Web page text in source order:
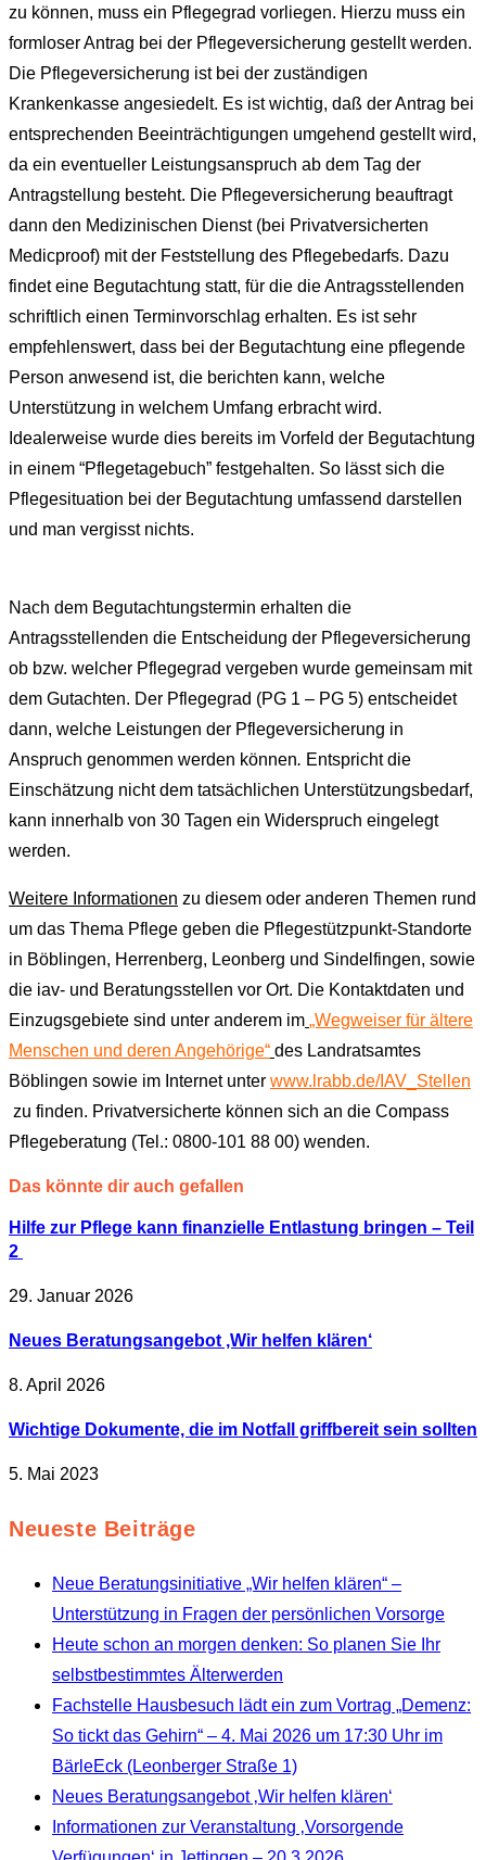
zu können, muss ein Pflegegrad vorliegen. Hierzu muss ein
formloser Antrag bei der Pflegeversicherung gestellt werden.
Die Pflegeversicherung ist bei der zuständigen
Krankenkasse angesiedelt. Es ist wichtig, daß der Antrag bei
entsprechenden Beeinträchtigungen umgehend gestellt wird,
da ein eventueller Leistungsanspruch ab dem Tag der
Antragstellung besteht. Die Pflegeversicherung beauftragt
dann den Medizinischen Dienst (bei Privatversicherten
Medicproof) mit der Feststellung des Pflegebedarfs. Dazu
findet eine Begutachtung statt, für die die Antragsstellenden
schriftlich einen Terminvorschlag erhalten. Es ist sehr
empfehlenswert, dass bei der Begutachtung eine pflegende
Person anwesend ist, die berichten kann, welche
Unterstützung in welchem Umfang erbracht wird.
Idealerweise wurde dies bereits im Vorfeld der Begutachtung
in einem “Pflegetagebuch” festgehalten. So lässt sich die
Pflegesituation bei der Begutachtung umfassend darstellen
und man vergisst nichts.
Nach dem Begutachtungstermin erhalten die
Antragsstellenden die Entscheidung der Pflegeversicherung
ob bzw. welcher Pflegegrad vergeben wurde gemeinsam mit
dem Gutachten. Der Pflegegrad (PG 1 – PG 5) entscheidet
dann, welche Leistungen der Pflegeversicherung in
Anspruch genommen werden können. Entspricht die
Einschätzung nicht dem tatsächlichen Unterstützungsbedarf,
kann innerhalb von 30 Tagen ein Widerspruch eingelegt
werden.
Weitere Informationen zu diesem oder anderen Themen rund
um das Thema Pflege geben die Pflegestützpunkt-Standorte
in Böblingen, Herrenberg, Leonberg und Sindelfingen, sowie
die iav- und Beratungsstellen vor Ort. Die Kontaktdaten und
Einzugsgebiete sind unter anderem im „Wegweiser für ältere
Menschen und deren Angehörige“ des Landratsamtes
Böblingen sowie im Internet unter www.lrabb.de/IAV_Stellen
zu finden. Privatversicherte können sich an die Compass
Pflegeberatung (Tel.: 0800-101 88 00) wenden.
Das könnte dir auch gefallen
Hilfe zur Pflege kann finanzielle Entlastung bringen – Teil
2
29. Januar 2026
Neues Beratungsangebot ‚Wir helfen klären‘
8. April 2026
Wichtige Dokumente, die im Notfall griffbereit sein sollten
5. Mai 2023
Neueste Beiträge
Neue Beratungsinitiative „Wir helfen klären“ –
Unterstützung in Fragen der persönlichen Vorsorge
Heute schon an morgen denken: So planen Sie Ihr
selbstbestimmtes Älterwerden
Fachstelle Hausbesuch lädt ein zum Vortrag „Demenz:
So tickt das Gehirn“ – 4. Mai 2026 um 17:30 Uhr im
BärleEck (Leonberger Straße 1)
Neues Beratungsangebot ‚Wir helfen klären‘
Informationen zur Veranstaltung ‚Vorsorgende